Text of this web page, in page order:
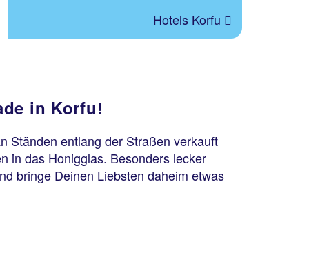
Hotels Korfu
in Korfu!
Ständen entlang der Straßen verkauft
in das Honigglas. Besonders lecker
bringe Deinen Liebsten daheim etwas